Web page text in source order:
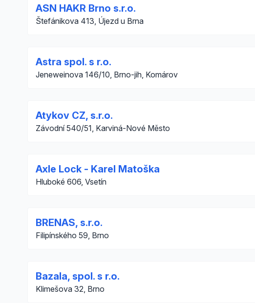
ASN HAKR Brno s.r.o.
Štefánikova 413, Újezd u Brna
Astra spol. s r.o.
Jeneweinova 146/10, Brno-jih, Komárov
Atykov CZ, s.r.o.
Závodní 540/51, Karviná-Nové Město
Axle Lock - Karel Matoška
Hluboké 606, Vsetín
BRENAS, s.r.o.
Filipínského 59, Brno
Bazala, spol. s r.o.
Klimešova 32, Brno